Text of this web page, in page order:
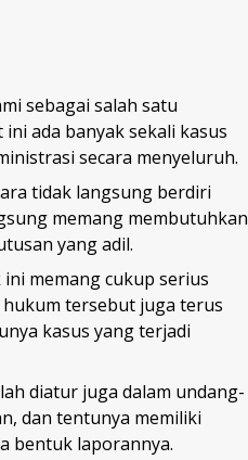
sebagai salah satu
ada banyak sekali kasus
secara menyeluruh.
tidak langsung berdiri
memang membutuhkan
yang adil.
memang cukup serius
tersebut juga terus
kasus yang terjadi
diatur juga dalam undang-
dan tentunya memiliki
bentuk laporannya.